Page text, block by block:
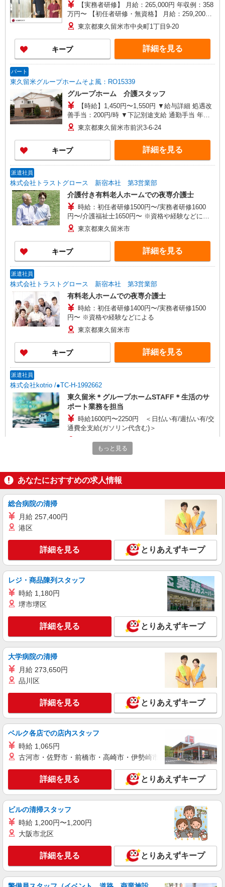
【実務者研修】 月給：265,000円 年収例：358
万円〜 【初任者研修・無資格】 月給：259,200円
年収例：350万円〜 ※職務手当、（東京都）居住
支援特別手当、働きがい向上手当、日祝手当（月
平均2回分）、夜勤手当（月平均5回分）等、毎月
平均的に支払われる手当を含みます。 ※夜勤は時
間数によって手当が異なります。 ※居住支援特別
入社は除く） ◎賞与：基本給2.08ヶ月分/年支給
◎残業時は別途時間外手当支給（超過1分〜）
東京都東久留米市中央町1丁目9-20
キープ 詳細を見る
パート
東久留米グループホームそよ風：RO15339
グループホーム 介護スタッフ
【時給】1,450円〜1,550円 ▼給与詳細 処遇改
善手当：200円/時 ▼下記別途支給 通勤手当 年末
年始手当：380円/時 寸志あり：年2回（6月・12
月） ※業績による ※処遇改善手当は試用期間中(3
ヶ月)は支給なし
東京都東久留米市前沢3-6-24
キープ 詳細を見る
派遣社員
株式会社トラストグロース 新宿本社 第3営業部
介護付き有料老人ホームでの夜専介護士
時給：初任者研修1500円〜/実務者研修1600
円〜/介護福祉士1650円〜 ※資格や経験などによ
る 東京都東久留米市
キープ 詳細を見る
派遣社員
株式会社トラストグロース 新宿本社 第3営業部
有料老人ホームでの夜専介護士
時給：初任者研修1400円〜/実務者研修1500
円〜 ※資格や経験などによる
東京都東久留米市
キープ 詳細を見る
派遣社員
株式会社kotrio /●TC-H-1992662
東久留米＊グループホームSTAFF＊生活のサ
ポート業務を担当
時給1600円〜2250円 ＜日払い有/週払い有/交
通費全支給(ガソリン代含む)＞
東久留米市/東久留米駅周辺
派遣社員
株式会社ブレイブ（マイナビグループ）/MD13
介護スタッフ ◆デイサービス、サービス付き
高齢者向け住宅、グループホームなど様々な勤
未経験：時給1600〜1800円（資格・経験によ
る） 経験者：時給1800〜2000円（資格・経験によ
る） ◎月収例 時給2000円×1日8時間×22日（週5
払い/週払い/月払い対応も可能です。詳しくは面談
時にご相談ください。 ◆交通費：別途全額支給 ※
当社規定あり
東京都東久留米市 【最寄駅】 ◆西武池袋線
「東久留米駅」 ★その他、近隣に多数勤務地あり
ます！
キープ 詳細を見る
派遣社員
株式会社トラストグロース 新宿本社 第3営業部
ショートステイでの夜専介護士
1夜勤：25650円〜27550円 ※資格・経験によ
り異なる
詳細を見る
株式会社kotrio /●SW-S-2022193
＜東久留米駅＞デイサービスのパート募集≪週
3勤務≫≪夕方退社≫
時給1550円〜2312円 ＜交通費全支給(ガソリ
ン代含む)＞
東久留米市/駅チカで好アクセス★
キープ 詳細を見る
アルバイト
小規模多機能型居宅介護 せらび東久留米/1380000153-018
介護職員（ヘルパー）（介護助手）
時給1,300円
東京都東久留米市上の原1-3-44 バス停「団地
入口」または「西友東久留米店前」下車後、徒歩2
分
もっと見る
あなたにおすすめの求人情報
総合病院の清掃
月給 257,400円
港区
詳細を見る とりあえずキープ
レジ・商品陳列スタッフ
時給 1,180円
堺市堺区
詳細を見る とりあえずキープ
大学病院の清掃
月給 273,650円
品川区
詳細を見る とりあえずキープ
ベルク各店での店内スタッフ
時給 1,065円
古河市・佐野市・前橋市・高崎市・伊勢崎市・太田市・館林市
詳細を見る とりあえずキープ
ビルの清掃スタッフ
時給 1,200円〜1,200円
大阪市北区
詳細を見る とりあえずキープ